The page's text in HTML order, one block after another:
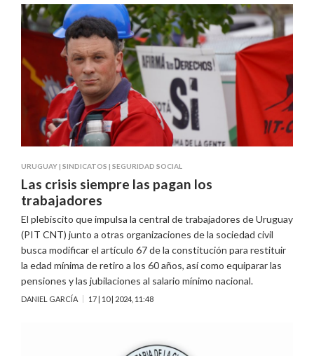
URUGUAY| SINDICATOS | SEGURIDAD SOCIAL
Las crisis siempre las pagan los
trabajadores
El plebiscito que impulsa la central de trabajadores de Uruguay
(PIT CNT) junto a otras organizaciones de la sociedad civil
busca modificar el artículo 67 de la constitución para restituir
la edad mínima de retiro a los 60 años, así como equiparar las
pensiones y las jubilaciones al salario mínimo nacional.
DANIEL GARCÍA 17 | 10 | 2024, 11:48